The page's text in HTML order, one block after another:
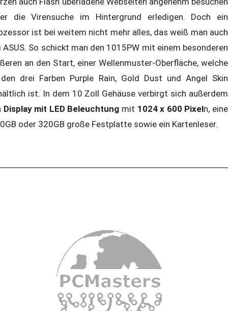
die Virensuche im Hintergrund erledigen. Doch ein
ist bei weitem nicht mehr alles, das weiß man auch
ASUS. So schickt man den 1015PW mit einem besonderen
an den Start, einer Wellenmuster-Oberfläche, welche
drei Farben Purple Rain, Gold Dust und Angel Skin
ist. In dem 10 Zoll Gehäuse verbirgt sich außerdem
Display mit LED Beleuchtung mit 1024 x 600 Pixeln, eine
oder 320GB große Festplatte sowie ein Kartenleser.